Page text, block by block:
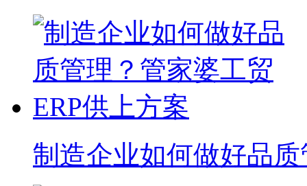
制造企业如何做好品